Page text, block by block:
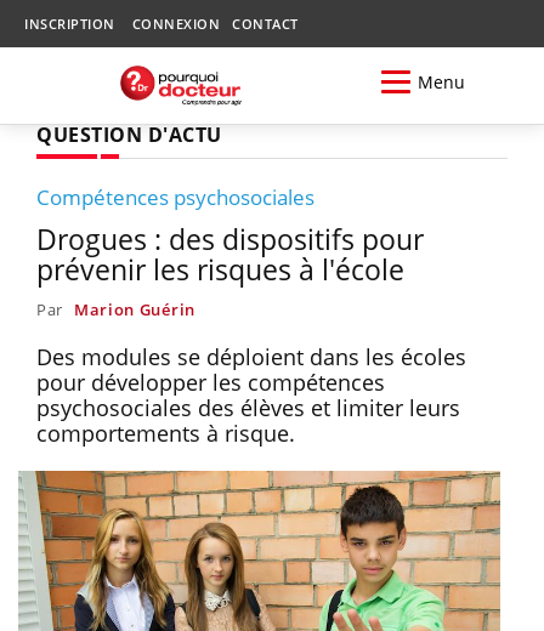
INSCRIPTION CONNEXION CONTACT
Menu
QUESTION D'ACTU
Compétences psychosociales
Drogues : des dispositifs pour
prévenir les risques à l'école
Par Marion Guérin
Des modules se déploient dans les écoles
pour développer les compétences
psychosociales des élèves et limiter leurs
comportements à risque.